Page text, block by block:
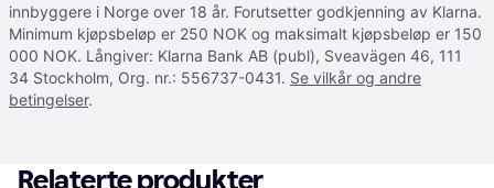
innbyggere i Norge over 18 år. Forutsetter godkjenning av Klarna.
Minimum kjøpsbeløp er 250 NOK og maksimalt kjøpsbeløp er 150
000 NOK. Långiver: Klarna Bank AB (publ), Sveavägen 46, 111
34 Stockholm, Org. nr.: 556737-0431. Se vilkår og andre
betingelser.
Relaterte produkter